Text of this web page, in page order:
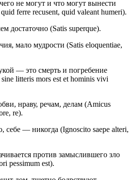
не могут и что могут вынести
ferre recusent, quid valeant humeri).
достаточно (Satis superque).
мало мудрости (Satis eloquentiae,
— это смерть и погребение
litteris mors est et hominis vivi
нраву, речам, делам (Amicus
re).
— никогда (Ignoscito saepe alteri,
против замыслившего зло
pessimum est).